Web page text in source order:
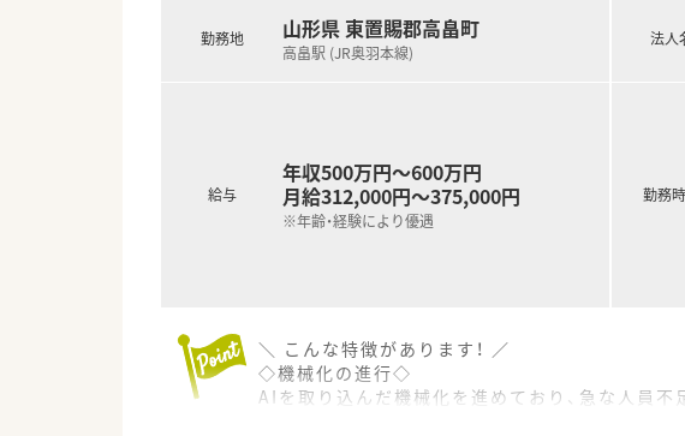
勤務地 山形県 東置賜郡高畠町
高畠駅 (JR奥羽本線)
給与
年収500万円～600万円
月給312,000円～375,000円
※年齢・経験により優遇
法人
勤務
＼ こんな特徴があります！ ／
◇機械化の進行◇
AIを取り込んだ機械化を進めており、急な人員不